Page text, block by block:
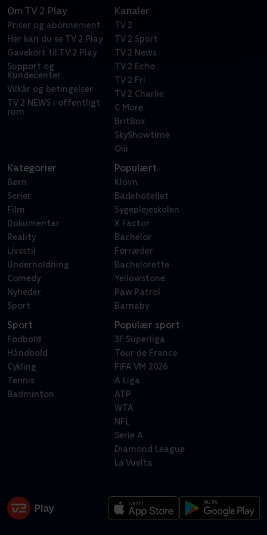
Om TV 2 Play
Priser og abonnement
Her kan du se TV 2 Play
Gavekort til TV 2 Play
Support og
Kundecenter
Vilkår og betingelser
TV 2 NEWS i offentligt
rum
Kanaler
TV 2
TV 2 Sport
TV 2 News
TV 2 Echo
TV 2 Fri
TV 2 Charlie
C More
BritBox
SkyShowtime
Oiii
Kategorier
Børn
Serier
Film
Dokumentar
Reality
Livsstil
Underholdning
Comedy
Nyheder
Sport
Populært
Klovn
Badehotellet
Sygeplejeskolen
X Factor
Bachelor
Forræder
Bachelorette
Yellowstone
Paw Patrol
Barnaby
Sport
Fodbold
Håndbold
Cykling
Tennis
Badminton
Populær sport
3F Superliga
Tour de France
FIFA VM 2026
A Liga
ATP
WTA
NFL
Serie A
Diamond League
La Vuelta